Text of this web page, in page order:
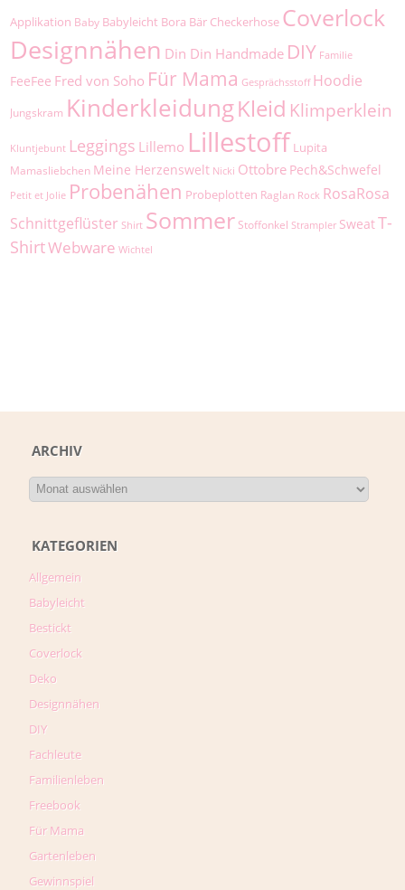
Applikation Baby Babyleicht Bora Bär Checkerhose Coverlock
Designnähen Din Din Handmade DIY Familie
FeeFee Fred von Soho Für Mama Gesprächsstoff Hoodie
Jungskram KinderkleidungKleid Klimperklein
Kluntjebunt Leggings Lillemo Lillestoff Lupita
Mamasliebchen Meine Herzenswelt Nicki Ottobre Pech&Schwefel
Petit et Jolie Probenähen Probeplotten Raglan Rock RosaRosa
Schnittgeflüster Shirt Sommer Stoffonkel Strampler SweatT-
ShirtWebware Wichtel
ARCHIV
KATEGORIEN
Allgemein
Babyleicht
Bestickt
Coverlock
Deko
Designnähen
DIY
Fachleute
Familienleben
Freebook
Für Mama
Gartenleben
Gewinnspiel